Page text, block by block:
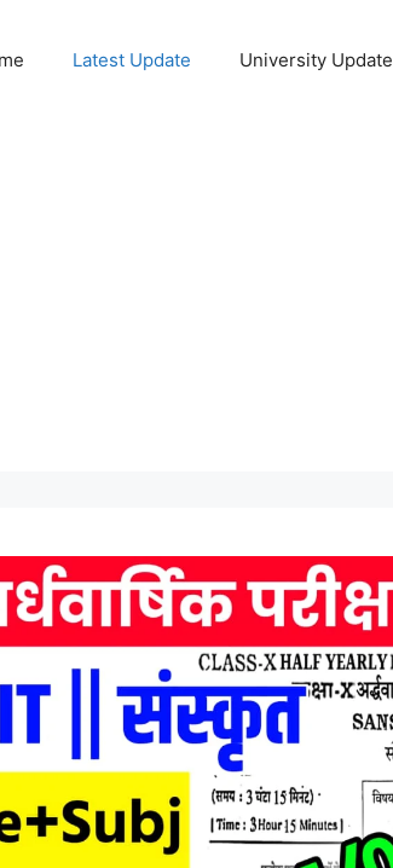
Latest Update University Update